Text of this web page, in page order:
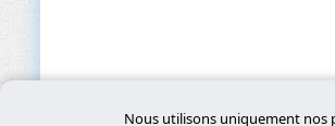
Nous utilisons uniquement nos